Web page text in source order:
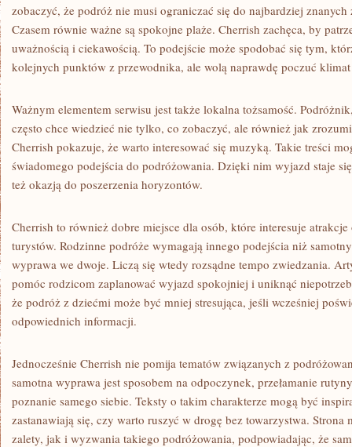
zobaczyć, że podróż nie musi ograniczać się do najbardziej
Czasem równie ważne są spokojne plaże. Cherrish zachęca, by
uważnością i ciekawością. To podejście może spodobać się tym,
kolejnych punktów z przewodnika, ale wolą naprawdę poczuć
Ważnym elementem serwisu jest także lokalna tożsamość.
często chce wiedzieć nie tylko, co zobaczyć, ale również jak
Cherrish pokazuje, że warto interesować się muzyką. Takie treści
świadomego podejścia do podróżowania. Dzięki nim wyjazd staje
też okazją do poszerzenia horyzontów.
Cherrish to również dobre miejsce dla osób, które interesuje
turystów. Rodzinne podróże wymagają innego podejścia niż
wyprawa we dwoje. Liczą się wtedy rozsądne tempo zwiedzania.
pomóc rodzicom zaplanować wyjazd spokojniej i uniknąć
że podróż z dziećmi może być mniej stresująca, jeśli wcześniej
odpowiednich informacji.
Jednocześnie Cherrish nie pomija tematów związanych z
samotna wyprawa jest sposobem na odpoczynek, przełamanie
poznanie samego siebie. Teksty o takim charakterze mogą być
zastanawiają się, czy warto ruszyć w drogę bez towarzystwa. Strona
zalety, jak i wyzwania takiego podróżowania, podpowiadając, że